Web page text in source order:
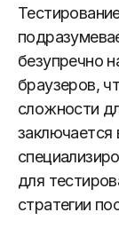
безупречно
браузеров,
сложности
заключается
для
стратегии